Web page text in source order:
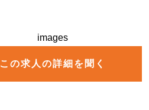
images
この求人の詳細を聞く